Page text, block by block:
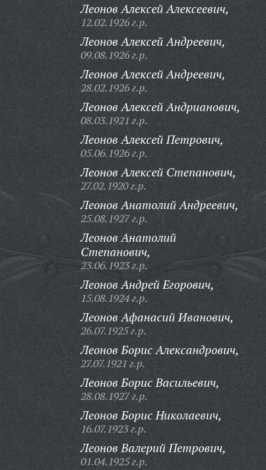
Леонов Алексей Алексеевич,
12.02.1926 г.р.
Леонов Алексей Андреевич,
09.08.1926 г.р.
Леонов Алексей Андреевич,
28.02.1926 г.р.
Леонов Алексей Андрианович,
08.03.1921 г.р.
Леонов Алексей Петрович,
05.06.1926 г.р.
Леонов Алексей Степанович,
27.02.1920 г.р.
Леонов Анатолий Андреевич,
25.08.1927 г.р.
Леонов Анатолий
Степанович,
23.06.1923 г.р.
Леонов Андрей Егорович,
15.08.1924 г.р.
Леонов Афанасий Иванович,
26.07.1925 г.р.
Леонов Борис Александрович,
27.07.1921 г.р.
Леонов Борис Васильевич,
28.08.1927 г.р.
Леонов Борис Николаевич,
16.07.1923 г.р.
Леонов Валерий Петрович,
01.04.1925 г.р.